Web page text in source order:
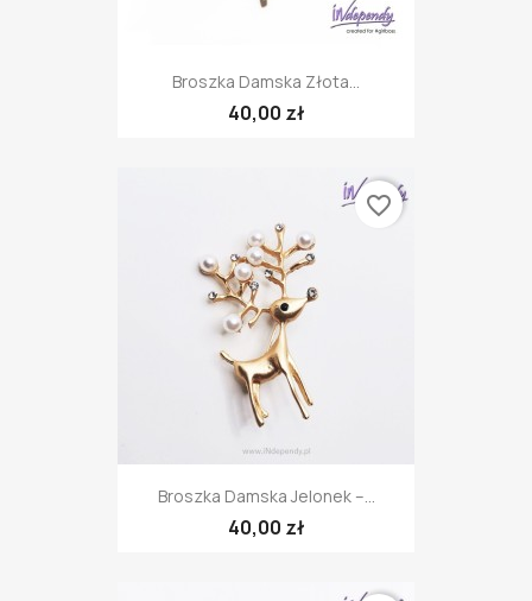
Broszka Damska Złota...
40,00 zł
Broszka Damska Jelonek –...
40,00 zł
favorite_border